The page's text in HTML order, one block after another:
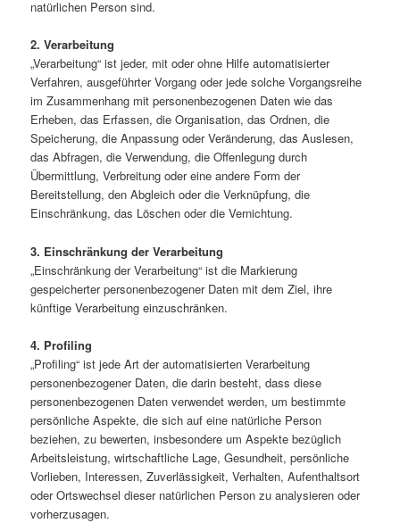
natürlichen Person sind.
2. Verarbeitung
„Verarbeitung“ ist jeder, mit oder ohne Hilfe automatisierter
Verfahren, ausgeführter Vorgang oder jede solche Vorgangsreihe
im Zusammenhang mit personenbezogenen Daten wie das
Erheben, das Erfassen, die Organisation, das Ordnen, die
Speicherung, die Anpassung oder Veränderung, das Auslesen,
das Abfragen, die Verwendung, die Offenlegung durch
Übermittlung, Verbreitung oder eine andere Form der
Bereitstellung, den Abgleich oder die Verknüpfung, die
Einschränkung, das Löschen oder die Vernichtung.
3. Einschränkung der Verarbeitung
„Einschränkung der Verarbeitung“ ist die Markierung
gespeicherter personenbezogener Daten mit dem Ziel, ihre
künftige Verarbeitung einzuschränken.
4. Profiling
„Profiling“ ist jede Art der automatisierten Verarbeitung
personenbezogener Daten, die darin besteht, dass diese
personenbezogenen Daten verwendet werden, um bestimmte
persönliche Aspekte, die sich auf eine natürliche Person
beziehen, zu bewerten, insbesondere um Aspekte bezüglich
Arbeitsleistung, wirtschaftliche Lage, Gesundheit, persönliche
Vorlieben, Interessen, Zuverlässigkeit, Verhalten, Aufenthaltsort
oder Ortswechsel dieser natürlichen Person zu analysieren oder
vorherzusagen.